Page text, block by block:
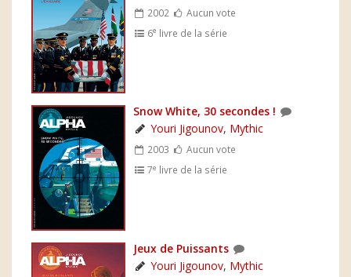
2002
Aucun vote
6e livre de la série
Snow White, 30 secondes !
Youri Jigounov, Mythic
2003
Aucun vote
7e livre de la série
Jeux de Puissants
Youri Jigounov, Mythic